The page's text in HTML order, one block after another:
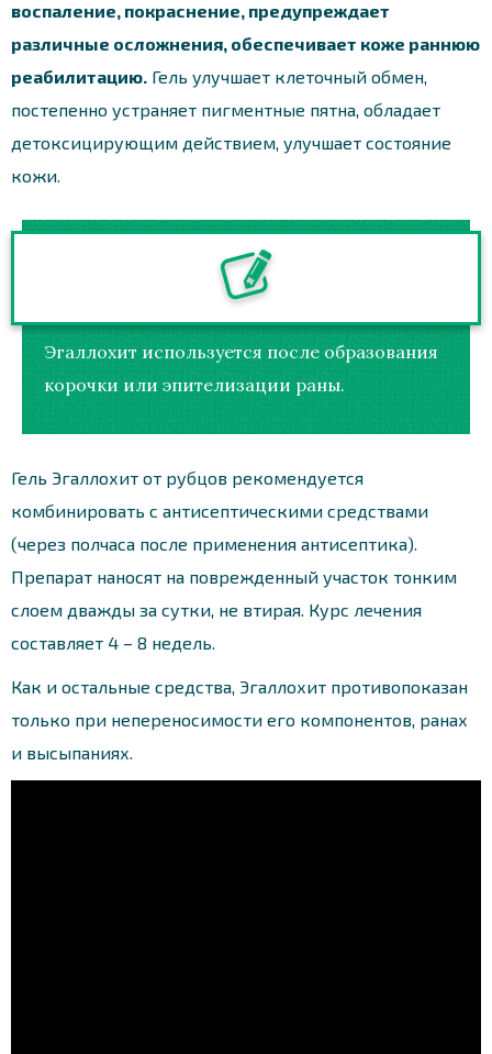
воспаление, покраснение, предупреждает
различные осложнения, обеспечивает коже раннюю
реабилитацию. Гель улучшает клеточный обмен,
постепенно устраняет пигментные пятна, обладает
детоксицирующим действием, улучшает состояние
кожи.
Эгаллохит используется после образования
корочки или эпителизации раны.
Гель Эгаллохит от рубцов рекомендуется
комбинировать с антисептическими средствами
(через полчаса после применения антисептика).
Препарат наносят на поврежденный участок тонким
слоем дважды за сутки, не втирая. Курс лечения
составляет 4 – 8 недель.
Как и остальные средства, Эгаллохит противопоказан
только при непереносимости его компонентов, ранах
и высыпаниях.